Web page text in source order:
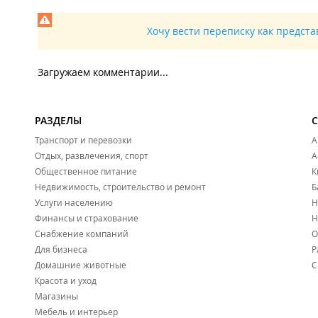
Хочу вести переписку как
Загружаем комментарии...
РАЗДЕЛЫ
Транспорт и перевозки
Отдых, развлечения, спорт
Общественное питание
Недвижимость, строительство и ремонт
Услуги населению
Финансы и страхование
Снабжение компаний
Для бизнеса
Домашние животные
Красота и уход
Магазины
Мебель и интерьер